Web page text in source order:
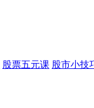
股票五元课 股市小技